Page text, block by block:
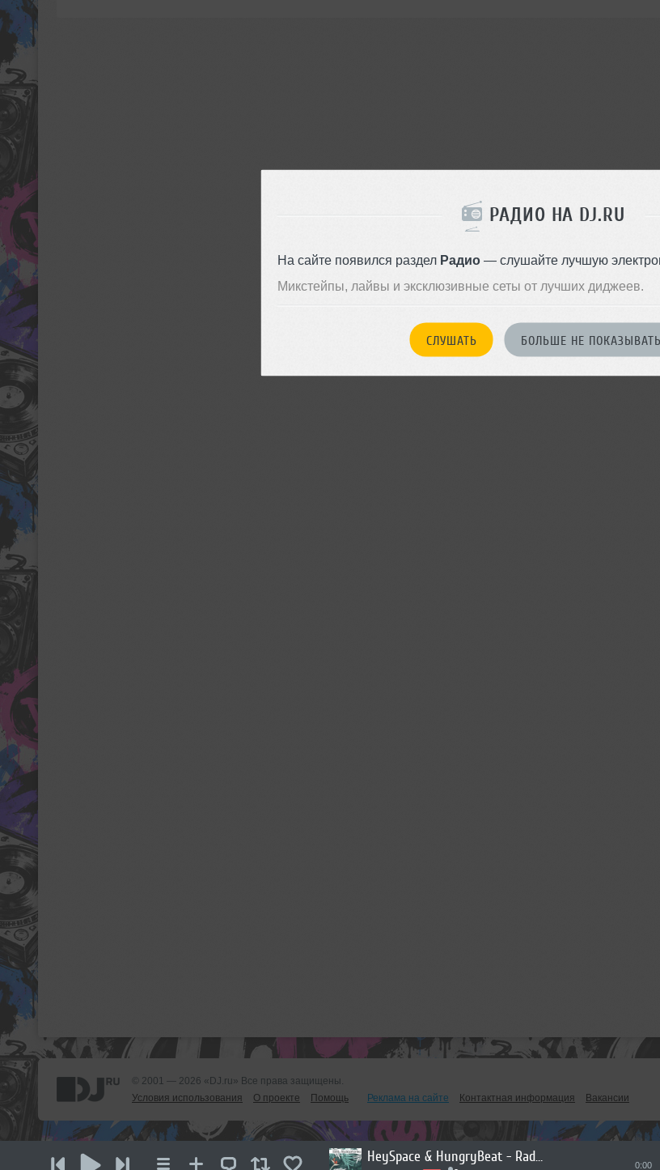
РАДИО НА DJ.RU
На сайте появился раздел Радио— слушайте лучшую
Микстейпы, лайвы и эксклюзивные сеты от лучших диджеев.
СЛУШАТЬ БОЛЬШЕ НЕ ПОКАЗЫВАТЬ
HeySpace & HungryBeat - Radiophonika #225
0:00
© 2001 — 2026 «DJ.ru» Все права защищены.
Условия использования
О проекте Помощь Реклама на сайте Контактная информация Вакансии